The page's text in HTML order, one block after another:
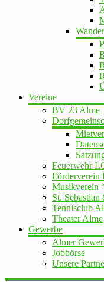
Vereine
BV 23 Alme
Feuerwehr
Förderverein
Musikverein
St.
Tennisclub
Theater Alme
Gewerbe
Almer
Jobbörse
Unsere